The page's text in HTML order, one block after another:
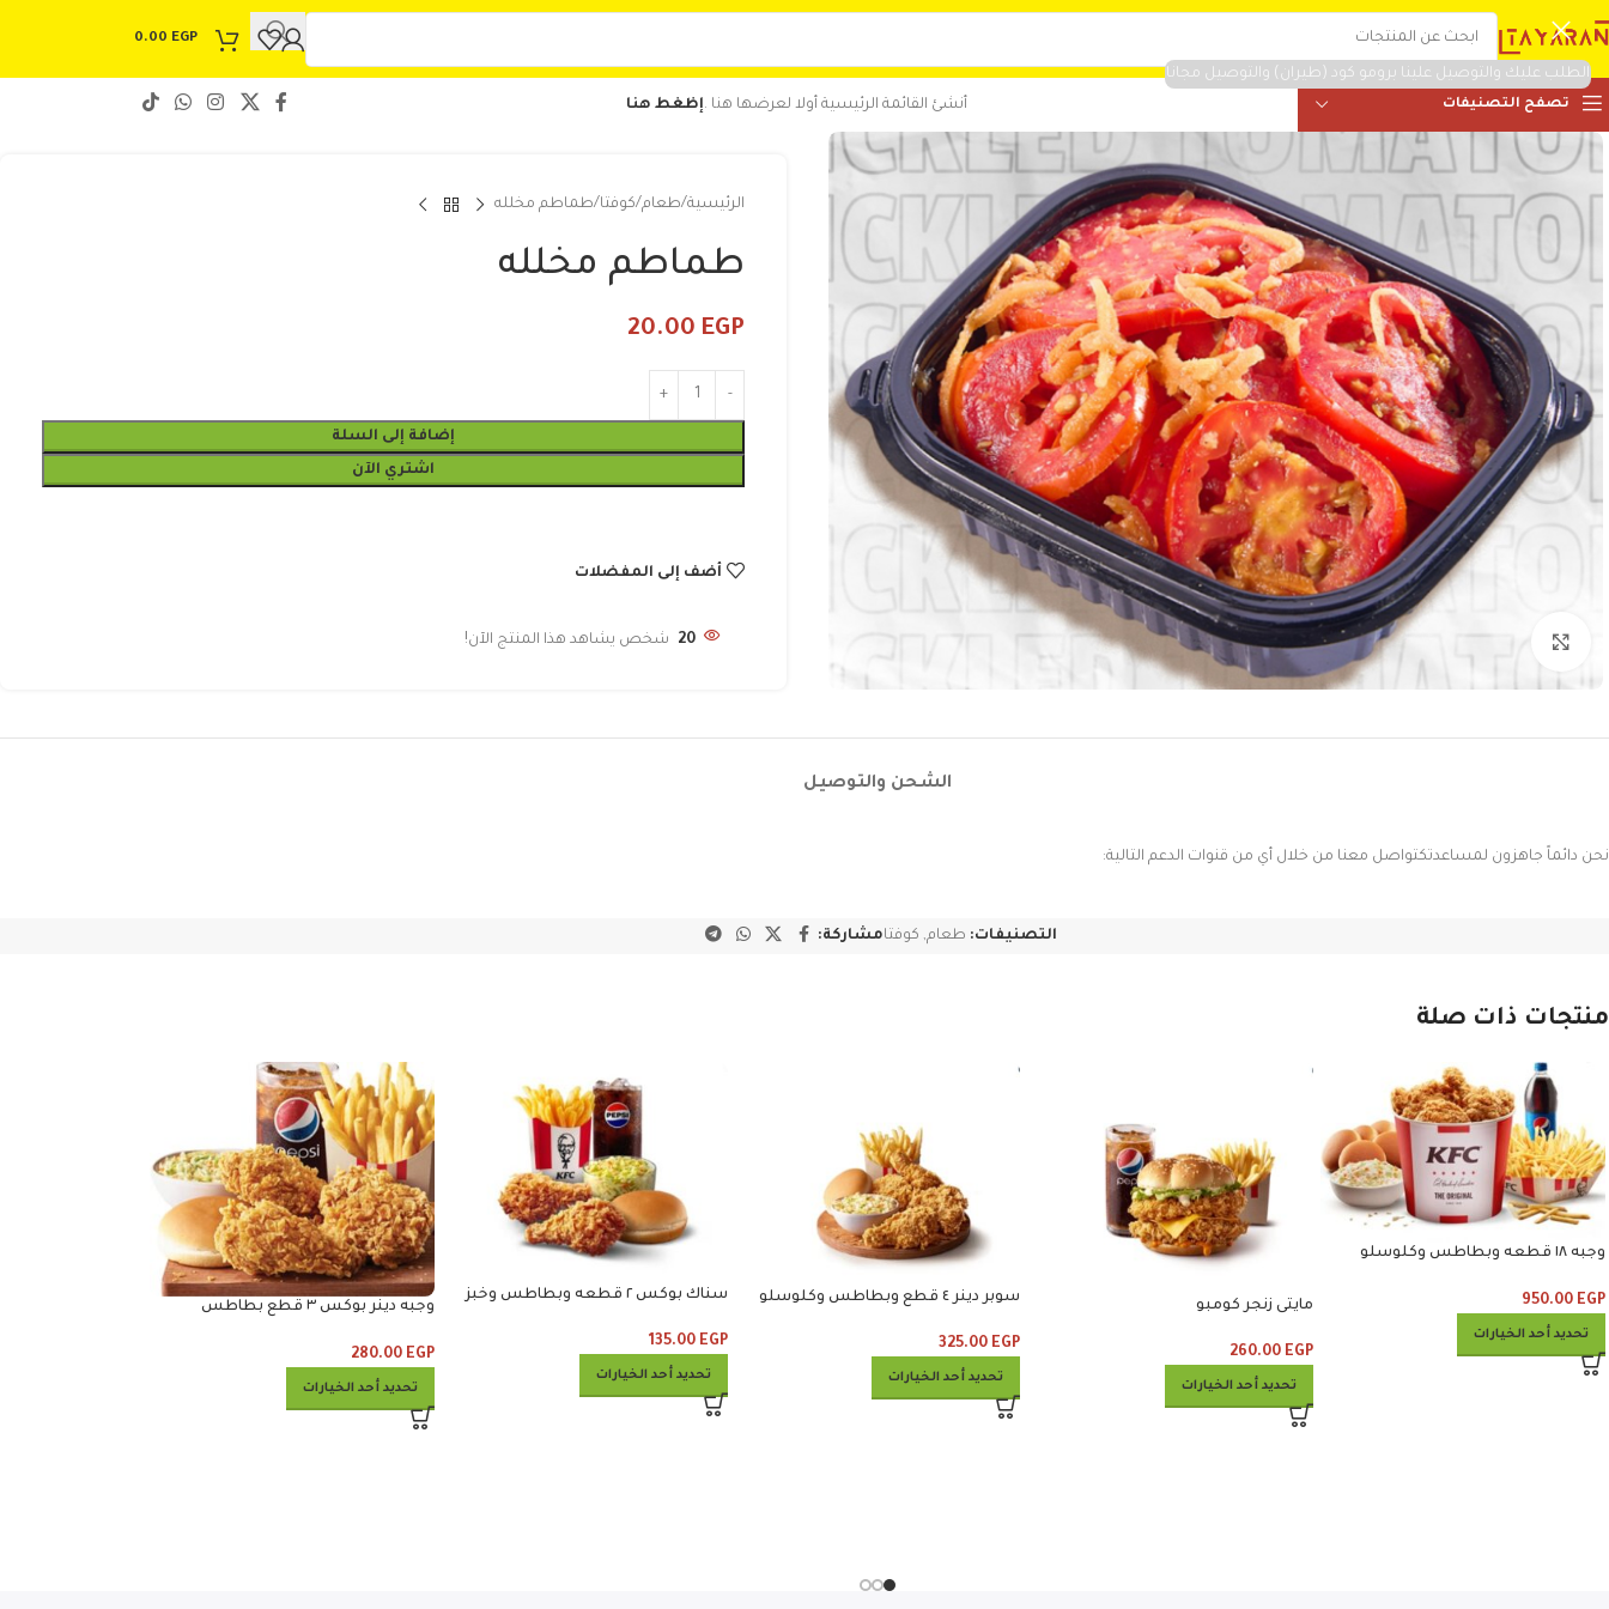
الطلب عليك والتوصيل علينا برومو كود (طيران) والتوصيل مجانا
0.00 EGP
تصفح التصنيفات أنشئ القائمة الرئيسية أولا لعرضها هنا .إظغط هنا
الرئيسية طعام كوفتا طماطم مخلله
طماطم مخلله
20.00 EGP
إضافة إلى السلة
اشتري الآن
أضف إلى المفضلات
20 شخص يشاهد هذا المنتج الآن!
الشحن والتوصيل
نحن دائماً جاهزون لمساعدتكتواصل معنا من خلال أي من قنوات الدعم التالية:
التصنيفات: طعام, كوفتامشاركة:
منتجات ذات صلة
وجبه ١٨ قطعه وبطاطس وكلوسلو
950.00 EGP
تحديد أحد الخيارات
مايتى زنجر كومبو
260.00 EGP
تحديد أحد الخيارات
سوبر دينر ٤ قطع وبطاطس وكلوسلو
325.00 EGP
تحديد أحد الخيارات
سناك بوكس ٢ قطعه وبطاطس وخبز
135.00 EGP
تحديد أحد الخيارات
وجبه دينر بوكس ٣ قطع بطاطس
280.00 EGP
تحديد أحد الخيارات